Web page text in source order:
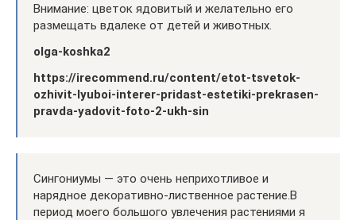
Внимание: цветок ядовитый и желательно его
размещать вдалеке от детей и животных.
olga-koshka2
https://irecommend.ru/content/etot-tsvetok-
ozhivit-lyuboi-interer-pridast-estetiki-prekrasen-
pravda-yadovit-foto-2-ukh-sin
Сингониумы — это очень неприхотливое и
нарядное декоративно-лиственное растение.В
период моего большого увлечения растениями я